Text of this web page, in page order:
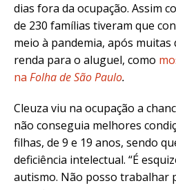
dias fora da ocupação. Assim
de 230 famílias tiveram que
meio à pandemia, após muitas
renda para o aluguel, como
na Folha de São Paulo.
Cleuza viu na ocupação a
não conseguia melhores
filhas, de 9 e 19 anos, sendo
deficiência intelectual. “É
autismo. Não posso trabalhar